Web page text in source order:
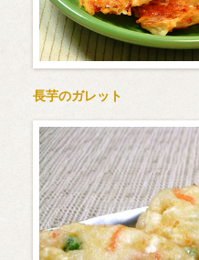
長芋のガレット